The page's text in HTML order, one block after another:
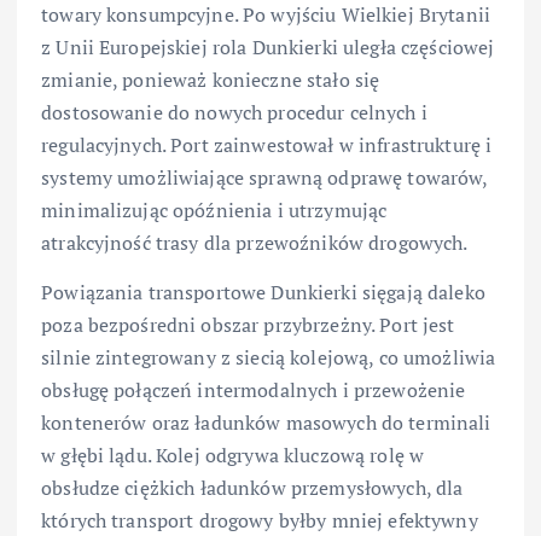
towary konsumpcyjne. Po wyjściu Wielkiej Brytanii
z Unii Europejskiej rola Dunkierki uległa częściowej
zmianie, ponieważ konieczne stało się
dostosowanie do nowych procedur celnych i
regulacyjnych. Port zainwestował w infrastrukturę i
systemy umożliwiające sprawną odprawę towarów,
minimalizując opóźnienia i utrzymując
atrakcyjność trasy dla przewoźników drogowych.
Powiązania transportowe Dunkierki sięgają daleko
poza bezpośredni obszar przybrzeżny. Port jest
silnie zintegrowany z siecią kolejową, co umożliwia
obsługę połączeń intermodalnych i przewożenie
kontenerów oraz ładunków masowych do terminali
w głębi lądu. Kolej odgrywa kluczową rolę w
obsłudze ciężkich ładunków przemysłowych, dla
których transport drogowy byłby mniej efektywny